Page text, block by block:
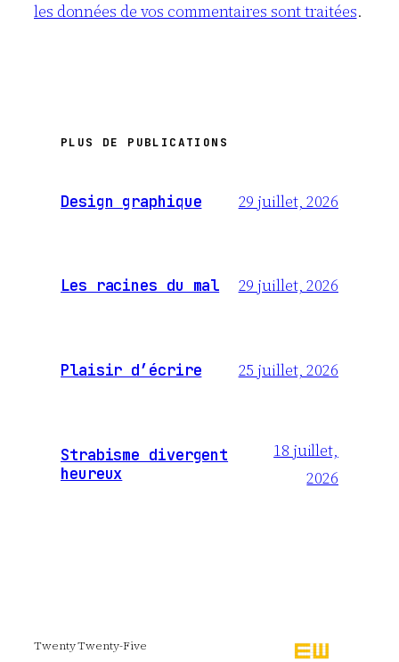
les données de vos commentaires sont traitées.
PLUS DE PUBLICATIONS
Design graphique 29 juillet, 2026
Les racines du mal 29 juillet, 2026
Plaisir d’écrire 25 juillet, 2026
Strabisme divergent
heureux
18 juillet,
2026
Twenty Twenty-Five